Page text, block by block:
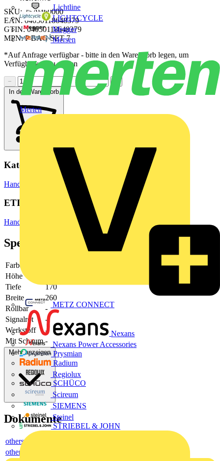
Lichtline
LIGHTCYCLE
Megger
Mersen
Merten
METZ CONNECT
Nexans
Nexans Power Accessories
Prysmian
Radium
Regiolux
SCHÜCO
Scireum
SIEMENS
Steinel
STRIEBEL & JOHN
SKU: 2579460000
EAN: 04050118648379
GTIN: 04050118648379
MPN: P BAG SET 7
*Auf Anfrage verfügbar - bitte in den Warenkorb legen, um
Verfügbarkeit zu prüfen
−
In den Warenkorb
Kategorien
Hand- und Elektrowerkzeuge Handwerkzeuge
ETIM Group
Handwerkzeuge
Spezifikationen
Farbe
Höhe
Tiefe
170
Breite
260
Rollbar
-
Signalrot
-
Werkstoff
-
Mit Schaum -
Mehr anzeigen
Dokumente
others
others